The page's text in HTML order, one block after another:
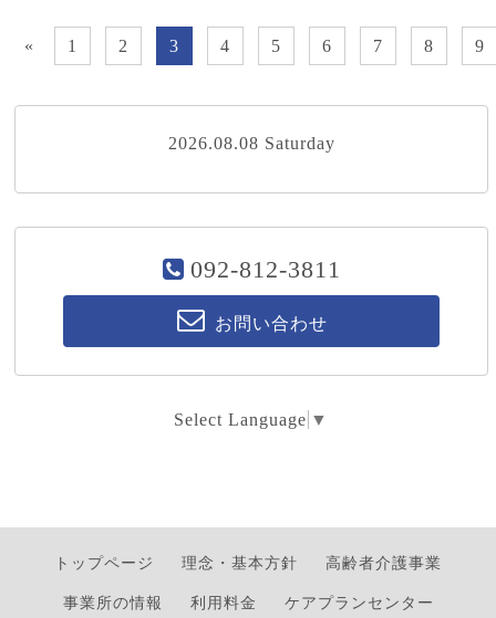
« 1 2 3 4 5 6 7 8 9
2026.08.08 Saturday
092-812-3811
お問い合わせ
Select Language ▼
トップページ 理念・基本方針 高齢者介護事業
事業所の情報 利用料金 ケアプランセンター